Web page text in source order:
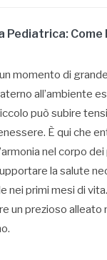
Pediatrica: Come
momento di
all’ambiente
può subire
È qui che
nel corpo
la salute
nei primi mesi di
un prezioso alleato